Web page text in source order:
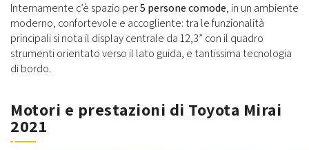
Internamente c’è spazio per5 persone comode, in un ambiente
moderno, confortevole e accogliente: tra le funzionalità
principali si nota il display centrale da 12,3” con il quadro
strumenti orientato verso il lato guida, e tantissima tecnologia
di bordo.
Motori e prestazioni di Toyota Mirai
2021